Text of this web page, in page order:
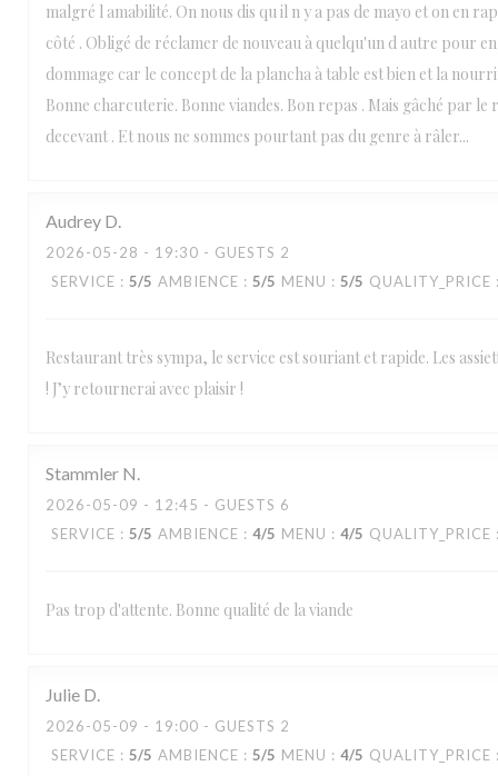
malgré l amabilité. On nous dis qu il n y a pas de mayo et on en
côté . Obligé de réclamer de nouveau à quelqu'un d autre pour
dommage car le concept de la plancha à table est bien et la
Bonne charcuterie. Bonne viandes. Bon repas . Mais gâché par le
decevant . Et nous ne sommes pourtant pas du genre à râler...
Audrey D
2026-05-28 - 19:30 - GUESTS 2
SERVICE : 5/5 AMBIENCE : 5/5 MENU : 5/5 QUALITY_PRICE
Restaurant très sympa, le service est souriant et rapide. Les
! J’y retournerai avec plaisir !
Stammler N
2026-05-09 - 12:45 - GUESTS 6
SERVICE : 5/5 AMBIENCE : 4/5 MENU : 4/5 QUALITY_PRICE
Pas trop d'attente. Bonne qualité de la viande
Julie D
2026-05-09 - 19:00 - GUESTS 2
SERVICE : 5/5 AMBIENCE : 5/5 MENU : 4/5 QUALITY_PRICE